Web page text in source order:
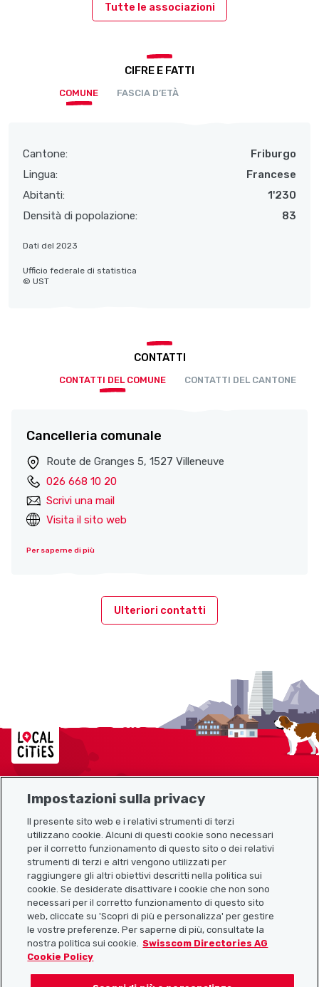
Tutte le associazioni
CIFRE E FATTI
COMUNE FASCIA D’ETÀ
Cantone:
Friburgo
Lingua:
Francese
Abitanti:
1'230
Densità di popolazione:
83
Dati del 2023
Ufficio federale di statistica
© UST
CONTATTI
CONTATTI DEL COMUNE CONTATTI DEL CANTONE
Cancelleria comunale
Route de Granges 5, 1527 Villeneuve
026 668 10 20
Scrivi una mail
Visita il sito web
Per saperne di più
Ulteriori contatti
Localcities
Link utili
Scarica l’app Localcities
Seguiteci su:
Impostazioni sulla privacy
Il presente sito web e i relativi strumenti di terzi
utilizzano cookie. Alcuni di questi cookie sono necessari
per il corretto funzionamento di questo sito o dei relativi
strumenti di terzi e altri vengono utilizzati per
raggiungere gli altri obiettivi descritti nella politica sui
cookie. Se desiderate disattivare i cookie che non sono
necessari per il corretto funzionamento di questo sito
web, cliccate su 'Scopri di più e personalizza' per gestire
le vostre preferenze. Per saperne di più, consultate la
nostra politica sui cookie.
Swisscom Directories AG
Cookie Policy